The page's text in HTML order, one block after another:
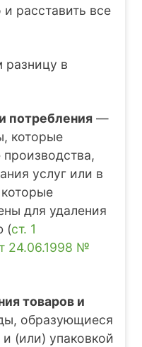
расставить все
разницу в
потребления —
которые
услуг или в
для удаления
(ст. 1
24.06.1998 №
товаров и
образующиеся
(или) упаковкой